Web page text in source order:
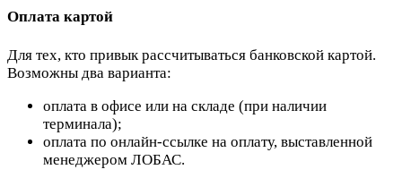
Оплата картой
Для тех, кто привык рассчитываться банковской картой.
Возможны два варианта:
оплата в офисе или на складе (при наличии
терминала);
оплата по онлайн-ссылке на оплату, выставленной
менеджером ЛОБАС.